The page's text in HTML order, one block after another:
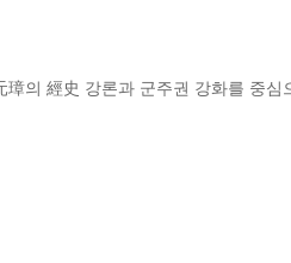
의 經史 강론과 군주권 강화를 중심